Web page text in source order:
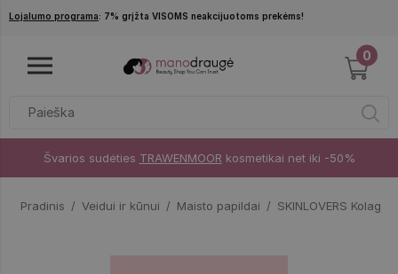
Pereiti į pagrindinį turinį
Lojalumo programa: 7% grįžta VISOMS neakcijuotoms prekėms!
0
Švarios sudėties TRAWENMOOR kosmetikai net iki -50%
Pradinis Veidui ir kūnui Maisto papildai SKINLOVERS